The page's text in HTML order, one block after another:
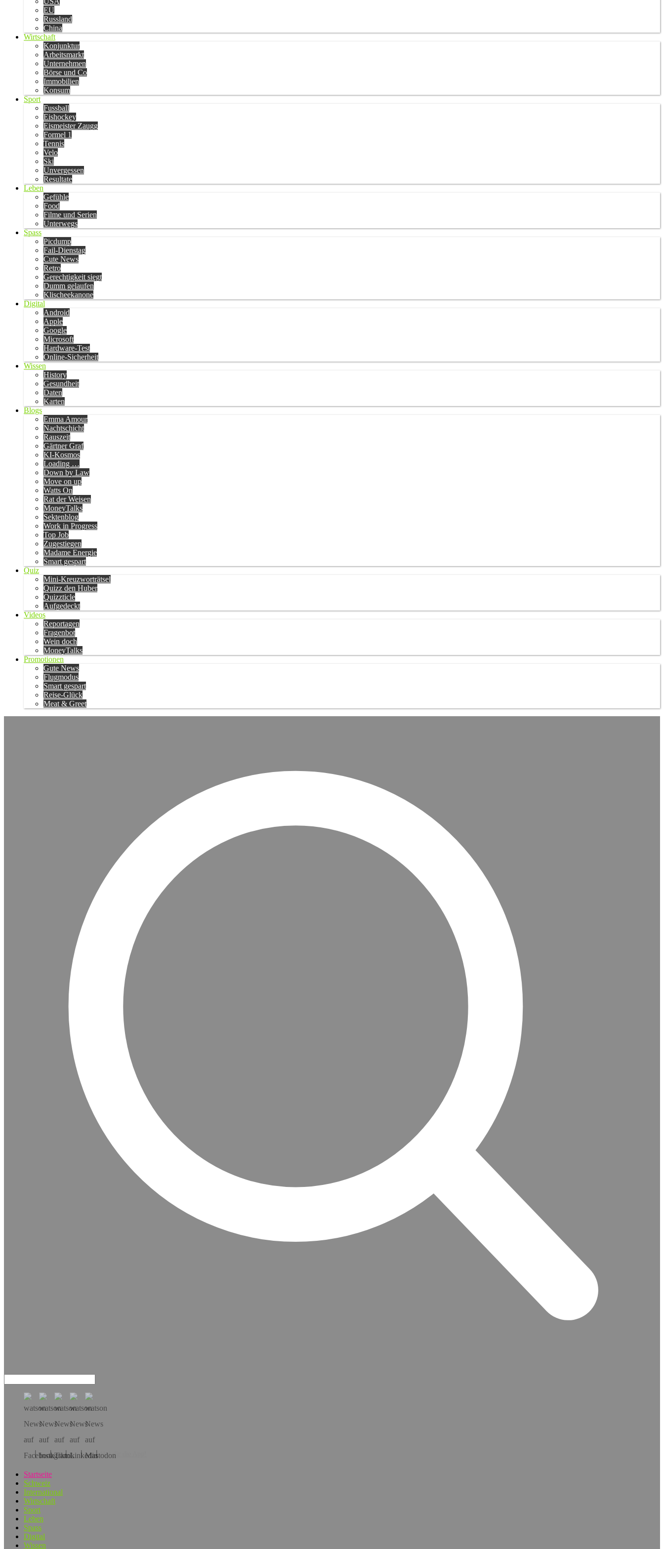
EU
Russland
China
Wirtschaft
Konjunktur
Arbeitsmarkt
Unternehmen
Börse und Co
Immobilien
Konsum
Sport
Fussball
Eishockey
Eismeister Zaugg
Formel 1
Tennis
Velo
Ski
Unvergessen
Resultate
Leben
Gefühle
Food
Filme und Serien
Unterwegs
Spass
Picdump
Fail-Dienstag
Cute News
Retro
Gerechtigkeit siegt
Dumm gelaufen
Klischeekanone
Digital
Android
Apple
Google
Microsoft
Hardware-Test
Online-Sicherheit
Wissen
History
Gesundheit
Daten
Karten
Blogs
Emma Amour
Nachtschicht
Rauszeit
Gärtner Graf
KI-Kosmos
Loading …
Down by Law
Move on up
Watts On
Rat der Weisen
MoneyTalks
Sektenblog
Work in Progress
Top Job
Zugestiegen
Madame Energie
Smart gespart
Quiz
Mini-Kreuzworträtsel
Quizz den Huber
Quizzticle
Aufgedeckt
Videos
Reportagen
Fragenbot
Wein doch
MoneyTalks
Promotionen
Gute News
Flugmodus
Smart gespart
Reise-Glück
Meat & Greet
Hol dir die App!
Startseite
Schweiz
International
Wirtschaft
Sport
Leben
Spass
Digital
Wissen